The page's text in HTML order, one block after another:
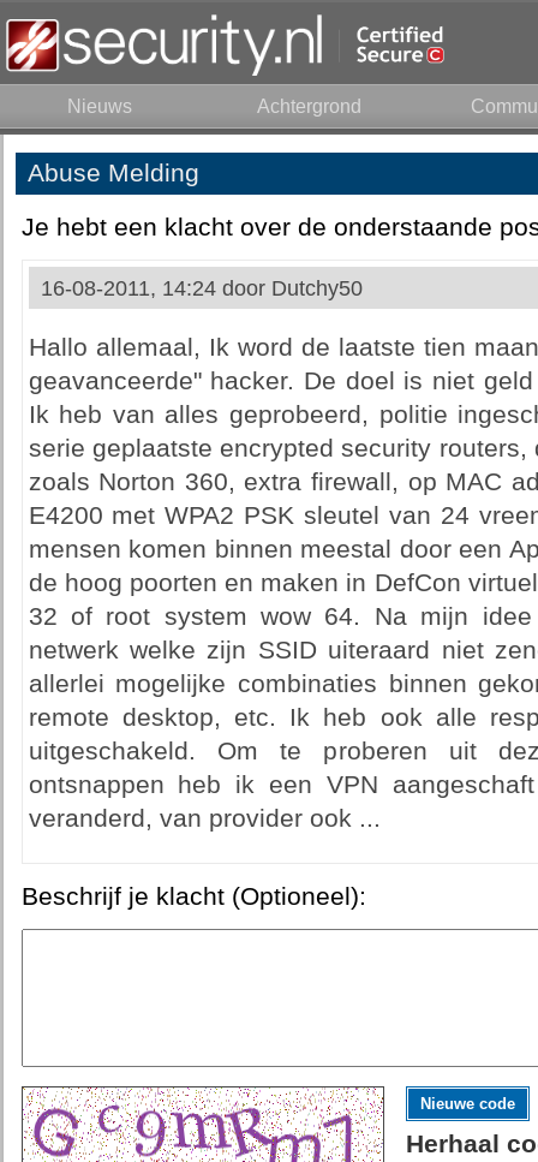
Nieuws Achtergrond
Abuse Melding
Je hebt een klacht over de onderstaande
16-08-2011, 14:24 door Dutchy50
Hallo allemaal, Ik word de laatste tien
geavanceerde" hacker. De doel is niet
Ik heb van alles geprobeerd, politie
serie geplaatste encrypted security
zoals Norton 360, extra firewall, op MAC
E4200 met WPA2 PSK sleutel van 24
mensen komen binnen meestal door een
de hoog poorten en maken in DefCon
32 of root system wow 64. Na mijn
netwerk welke zijn SSID uiteraard niet
allerlei mogelijke combinaties binnen
remote desktop, etc. Ik heb ook alle
uitgeschakeld. Om te proberen uit
ontsnappen heb ik een VPN
veranderd, van provider ook ...
Beschrijf je klacht (Optioneel):
Nieuwe code
Herhaal